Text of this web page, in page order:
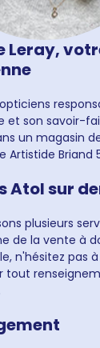
Leray,
et son savoir-
un magasin
Artistide Briand
Atol sur
plusieurs
de la vente à
n'hésitez pas
tout